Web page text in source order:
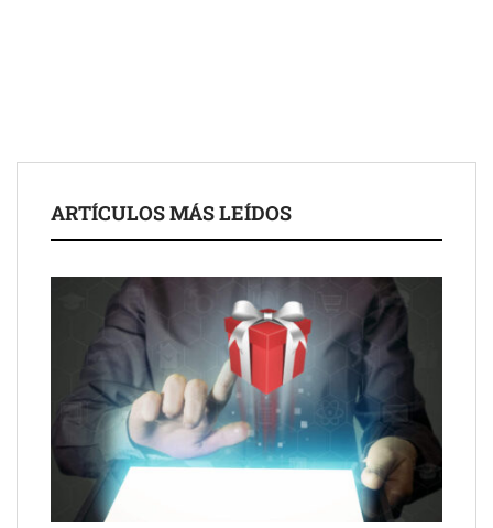
Schaeffler mejora su rentabilidad en el primer semestre de 2026
NOVA: innovación y diseño que transforman espacios de la
mano de Tormo Franquicias
ARTÍCULOS MÁS LEÍDOS